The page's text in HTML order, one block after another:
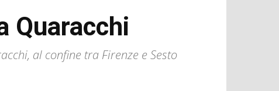
Quaracchi
al confine tra Firenze e Sesto